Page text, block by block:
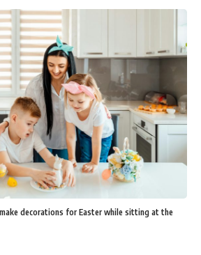
decorations for Easter while sitting at the